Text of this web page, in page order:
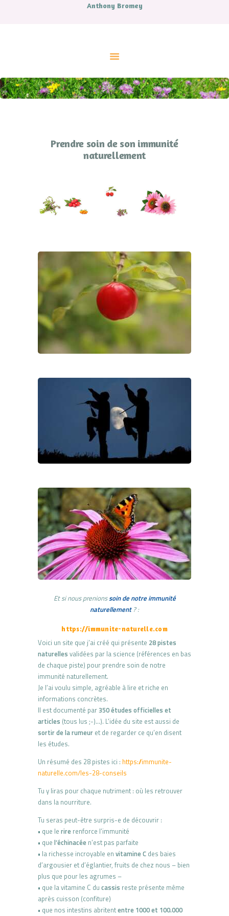
Anthony Bromey
MUSIQUE
ATELIERS ET SOINS
CONTACT.
Prendre soin de son immunité
naturellement
Et si nous prenionssoin de notre immunité
naturellement? :
https://immunite-naturelle.com
Voici un site que j’ai créé qui présente 28 pistes
naturelles validées par la science (références en bas
de chaque piste) pour prendre soin de notre
immunité naturellement.
Je l’ai voulu simple, agréable à lire et riche en
informations concrètes.
Il est documenté par350 études officielles et
articles (tous lus ;-)…). L’idée du site est aussi de
sortir de la rumeur et de regarder ce qu’en disent
les études.
Un résumé des 28 pistes ici : https://immunite-
naturelle.com/les-28-conseils
Tu y liras pour chaque nutriment : où les retrouver
dans la nourriture.
Tu seras peut-être surpris-e de découvrir :
• que le rire renforce l’immunité
• que l’échinacée n’est pas parfaite
• la richesse incroyable en vitamine C des baies
d’argousier et d’églantier, fruits de chez nous – bien
plus que pour les agrumes –
• que la vitamine C du cassis reste présente même
après cuisson (confiture)
• que nos intestins abritententre 1000 et 100.000